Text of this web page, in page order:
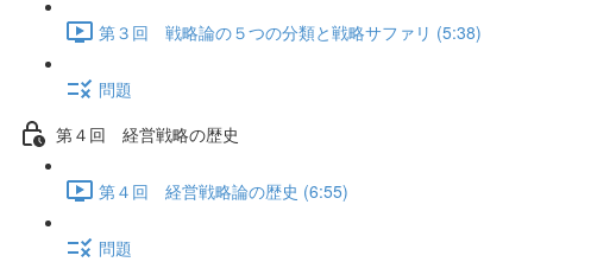
第３回 戦略論の５つの分類と戦略サファリ (5:38)
問題
第４回 経営戦略の歴史
第４回 経営戦略論の歴史 (6:55)
問題